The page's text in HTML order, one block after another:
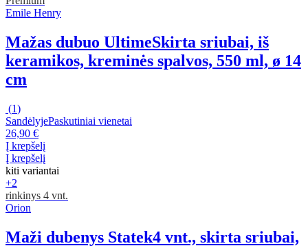
Emile Henry
Mažas dubuo UltimeSkirta sriubai, iš
keramikos, kreminės spalvos, 550 ml, ø 14
cm
(1)
SandėlyjePaskutiniai vienetai
26,90 €
Į krepšelį
Į krepšelį
kiti variantai
+2
rinkinys 4 vnt.
Orion
Maži dubenys Statek4 vnt., skirta sriubai,